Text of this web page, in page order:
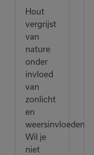
Hout
vergrijst
van
nature
onder
invloed
van
zonlicht
en
weersinvloeden.
Wil je
niet